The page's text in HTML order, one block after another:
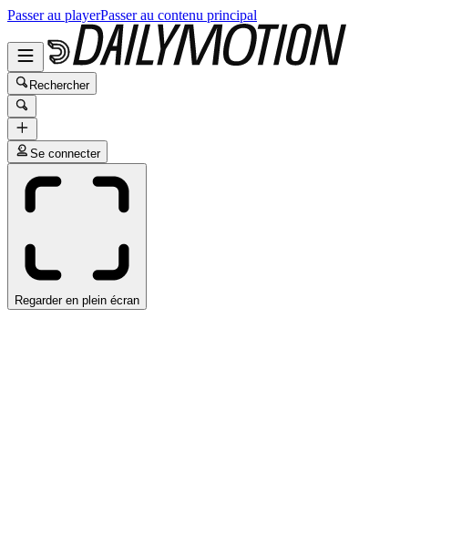
Passer au playerPasser au contenu principal
Rechercher
Se connecter
Regarder en plein écran